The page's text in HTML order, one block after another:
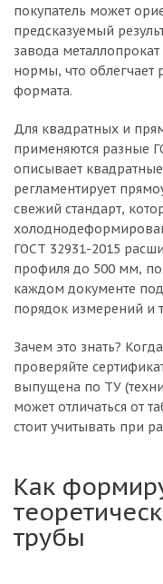
покупатель может
предсказуемый
завода
нормы, что
формата.
Для квадратных и
применяются разные
описывает
регламентирует
свежий стандарт,
ГОСТ 32931-2015
профиля до 500 мм,
каждом документе
порядок измерений и
Зачем это знать?
проверяйте
выпущена по ТУ
может отличаться от
стоит учитывать при
Как
трубы